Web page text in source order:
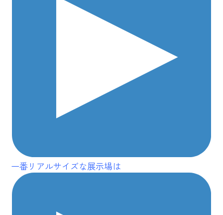
一番リアルサイズな展示場は